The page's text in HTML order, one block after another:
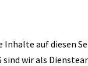
Inhalte auf diesen
sind wir als